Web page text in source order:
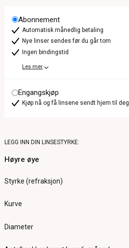
Abonnement
Automatisk månedlig betaling
Nye linser sendes før du går tom
Ingen bindingstid
Les mer
Engangskjøp
Kjøp nå og få linsene sendt hjem til deg
LEGG INN DIN LINSESTYRKE:
Høyre øye
Styrke (refraksjon)
Kurve
Diameter